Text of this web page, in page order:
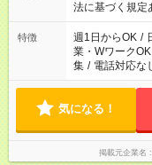
法に基づく規定
特徴 週1日からOK /
業・WワークOK
集 / 電話対応な
気になる！
掲載元企業名